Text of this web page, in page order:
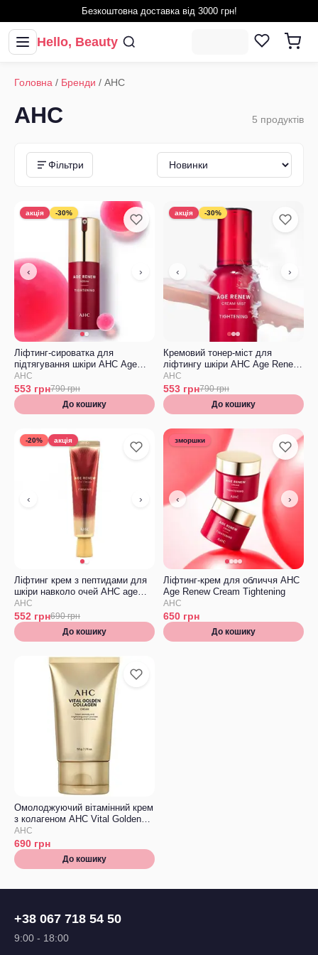
Безкоштовна доставка від 3000 грн!
Hello, Beauty
Головна / Бренди / AHC
AHC 5 продуктів
Фільтри
акція -30%
‹ ›
Ліфтинг-сироватка для
підтягування шкіри AHC Age
Renew tightening Ampoule
AHC
553 грн790грн
До кошику
акція -30%
‹ ›
Кремовий тонер-міст для
ліфтингу шкіри АНС Age Renew
tightening cream-mist
AHC
553 грн790грн
До кошику
-20% акція
‹ ›
Ліфтинг крем з пептидами для
шкіри навколо очей AHC age
renew tightening eye cream
AHC
552 грн690грн
До кошику
зморшки
‹ ›
Ліфтинг-крем для обличчя AHC
Age Renew Cream Tightening
AHC
650 грн
До кошику
Омолоджуючий вітамінний крем
з колагеном AHC Vital Golden
Collagen Cream
AHC
690 грн
До кошику
+38 067 718 54 50
9:00 - 18:00